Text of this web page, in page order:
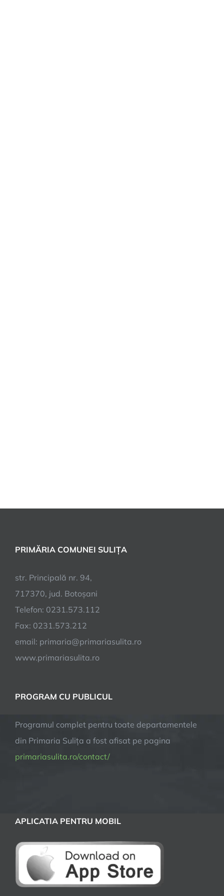
PRIMĂRIA COMUNEI SULIȚA
str. Principală nr. 94,
717370, jud. Botoșani
Telefon: 0231.573.112
Fax: 0231.573.212
email: primaria@primariasulita.ro
www.primariasulita.ro
PROGRAM CU PUBLICUL
Programul complet pentru toate departamentele
din Primaria Sulița a fost afisat pe pagina
primariasulita.ro/contact/
APLICATIA PENTRU MOBIL